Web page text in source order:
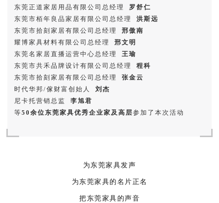
东莞正道家居用品有限公司总经理 罗舒仁
东莞市栢年良品家居有限公司总经理 洪斯远
东莞市拾刻家居有限公司总经理 邢傲南
耀博家具材料有限公司总经理 邢文明
东莞名家居直播运营中心总经理 王瑜
东莞市共禾品牌设计有限公司总经理 程科
东莞市拾刻家居有限公司总经理 张金云
时代华邦/傢财富创始人 刘杰
尼卡托营销总监 李旭君
等50余位东莞家具优秀企业家及高层参加了 本次活动
为东莞家具发声
为东莞家具的名片正名
把东莞家具的声音